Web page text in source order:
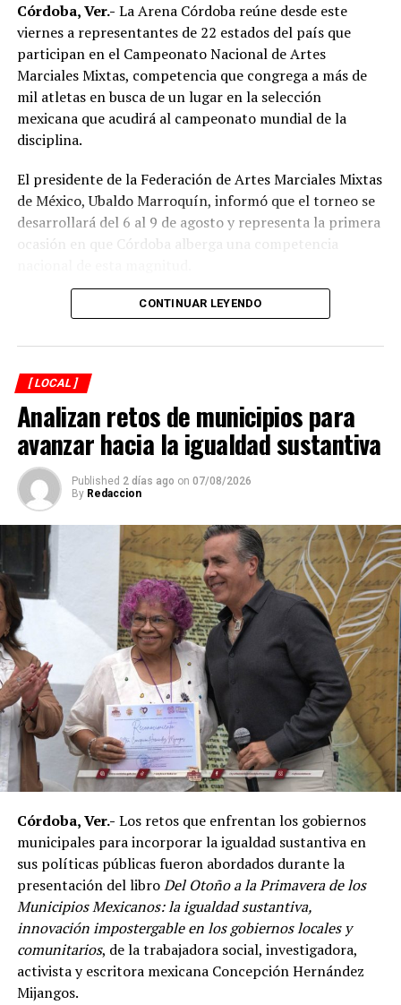
Córdoba, Ver.- La Arena Córdoba reúne desde este
viernes a representantes de 22 estados del país que
participan en el Campeonato Nacional de Artes
Marciales Mixtas, competencia que congrega a más de
mil atletas en busca de un lugar en la selección
mexicana que acudirá al campeonato mundial de la
disciplina.
El presidente de la Federación de Artes Marciales Mixtas
de México, Ubaldo Marroquín, informó que el torneo se
desarrollará del 6 al 9 de agosto y representa la primera
ocasión en que Córdoba alberga una competencia
Explicó que de los participantes serán seleccionados
alrededor de 40 atletas que representarán a México en
el campeonato mundial programado para noviembre en
Georgia, por lo que el torneo en Córdoba también
funciona como una de las principales etapas para
conformar al equipo nacional.
Marroquín destacó el desempeño que ha tenido México
en competencias internacionales de artes marciales
mixtas y sostuvo que el país se ha consolidado como una
de las principales potencias del continente americano
en esta disciplina.
De acuerdo con el dirigente deportivo, México ha
conseguido cinco campeonatos panamericanos
consecutivos por equipos, superando a delegaciones
como Estados Unidos y Brasil, considerado uno de los
países con mayor tradición en las artes marciales
mixtas.
Ante los cuestionamientos sobre el nivel de agresividad
de este deporte, señaló que las competencias cuentan
CONTINUAR LEYENDO
[ LOCAL ]
Analizan retos de municipios para
avanzar hacia la igualdad sustantiva
Published 2 días ago on 07/08/2026
By Redaccion
Córdoba, Ver.- Los retos que enfrentan los gobiernos
municipales para incorporar la igualdad sustantiva en
sus políticas públicas fueron abordados durante la
presentación del libroDel Otoño a la Primavera de los
Municipios Mexicanos: la igualdad sustantiva,
innovación impostergable en los gobiernos locales y
comunitarios, de la trabajadora social, investigadora,
activista y escritora mexicana Concepción Hernández
Mijangos.